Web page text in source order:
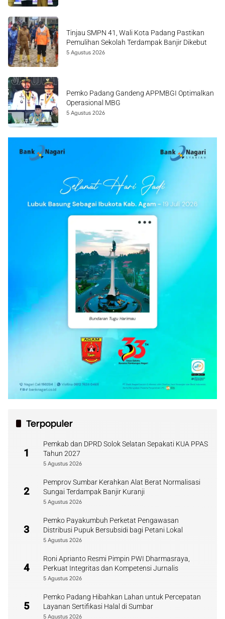
Tinjau SMPN 41, Wali Kota Padang Pastikan
Pemulihan Sekolah Terdampak Banjir Dikebut
5 Agustus 2026
Pemko Padang Gandeng APPMBGI Optimalkan
Operasional MBG
5 Agustus 2026
Terpopuler
1
Pemkab dan DPRD Solok Selatan Sepakati KUA PPAS
Tahun 2027
5 Agustus 2026
2
Pemprov Sumbar Kerahkan Alat Berat Normalisasi
Sungai Terdampak Banjir Kuranji
5 Agustus 2026
3
Pemko Payakumbuh Perketat Pengawasan
Distribusi Pupuk Bersubsidi bagi Petani Lokal
5 Agustus 2026
4
Roni Aprianto Resmi Pimpin PWI Dharmasraya,
Perkuat Integritas dan Kompetensi Jurnalis
5 Agustus 2026
5
Pemko Padang Hibahkan Lahan untuk Percepatan
Layanan Sertifikasi Halal di Sumbar
5 Agustus 2026